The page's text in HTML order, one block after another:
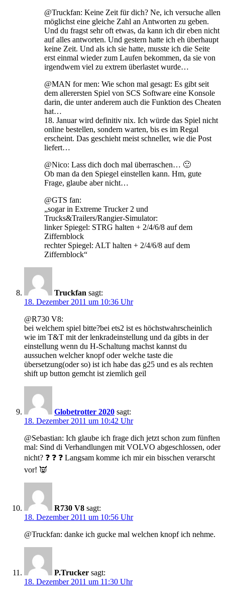
@Truckfan: Keine Zeit für dich? Ne, ich versuche allen
möglichst eine gleiche Zahl an Antworten zu geben.
Und du fragst sehr oft etwas, da kann ich dir eben nicht
auf alles antworten. Und gestern hatte ich eh überhaupt
keine Zeit. Und als ich sie hatte, musste ich die Seite
erst einmal wieder zum Laufen bekommen, da sie von
irgendwem viel zu extrem überlastet wurde…
@MAN for men: Wie schon mal gesagt: Es gibt seit
dem allerersten Spiel von SCS Software eine Konsole
darin, die unter anderem auch die Funktion des Cheaten
hat…
18. Januar wird definitiv nix. Ich würde das Spiel nicht
online bestellen, sondern warten, bis es im Regal
erscheint. Das geschieht meist schneller, wie die Post
liefert…
@Nico: Lass dich doch mal überraschen… 🙂
Ob man da den Spiegel einstellen kann. Hm, gute
Frage, glaube aber nicht…
@GTS fan:
„sogar in Extreme Trucker 2 und
Trucks&Trailers/Rangier-Simulator:
linker Spiegel: STRG halten + 2/4/6/8 auf dem
Ziffernblock
rechter Spiegel: ALT halten + 2/4/6/8 auf dem
Ziffernblock“
Truckfan sagt:
18. Dezember 2011 um 10:36 Uhr
@R730 V8:
bei welchem spiel bitte?bei ets2 ist es höchstwahrscheinlich
wie im T&T mit der lenkradeinstellung und da gibts in der
einstellung wenn du H-Schaltung machst kannst du
aussuchen welcher knopf oder welche taste die
übersetzung(oder so) ist ich habe das g25 und es als rechten
shift up button gemcht ist ziemlich geil
Globetrotter 2020 sagt:
18. Dezember 2011 um 10:42 Uhr
@Sebastian: Ich glaube ich frage dich jetzt schon zum fünften
mal: Sind di Verhandlungen mit VOLVO abgeschlossen, oder
nicht? ❓ ❓ ❓ Langsam komme ich mir ein bisschen verarscht
vor! 👿
R730 V8 sagt:
18. Dezember 2011 um 10:56 Uhr
@Truckfan: danke ich gucke mal welchen knopf ich nehme.
P.Trucker sagt:
18. Dezember 2011 um 11:30 Uhr